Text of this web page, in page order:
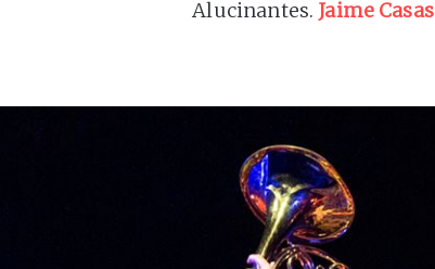
Alucinantes. Jaime Casas